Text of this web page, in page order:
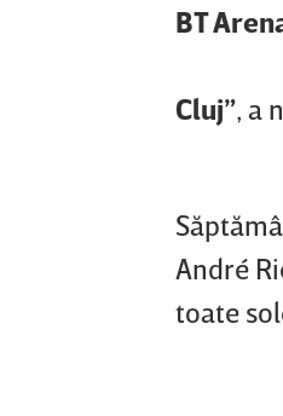
BT
Cluj”, a
André
toate